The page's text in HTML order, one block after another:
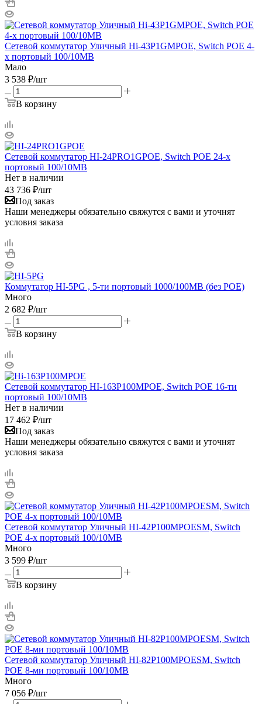
Сетевой коммутатор Уличный Hi‐43P1GMPOE, Switch POE 4-
х портовый 100/10MB
Мало
3 538 ₽/шт
В корзину
Сетевой коммутатор HI-24PRO1GPOE, Switch POE 24-х
портовый 100/10MB
Нет в наличии
43 736 ₽/шт
Под заказ
Наши менеджеры обязательно свяжутся с вами и уточнят
условия заказа
Коммутатор HI-5PG , 5-ти портовый 1000/100MB (без РОЕ)
Много
2 682 ₽/шт
В корзину
Сетевой коммутатор HI-163P100MPOE, Switch POE 16-ти
портовый 100/10MB
Нет в наличии
17 462 ₽/шт
Под заказ
Наши менеджеры обязательно свяжутся с вами и уточнят
условия заказа
Сетевой коммутатор Уличный HI-42P100MPOESM, Switch
POE 4-х портовый 100/10MB
Много
3 599 ₽/шт
В корзину
Сетевой коммутатор Уличный HI-82P100MPOESM, Switch
POE 8-ми портовый 100/10MB
Много
7 056 ₽/шт